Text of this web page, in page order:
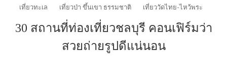
เที่ยวทะเล เที่ยวป่า ขึ้นเขา ธรรมชาติ เที่ยววัดไทย-ไหว้พระ
30 สถานที่ท่องเที่ยวชลบุรี คอนเฟิร์มว่า
สวยถ่ายรูปดีแน่นอน